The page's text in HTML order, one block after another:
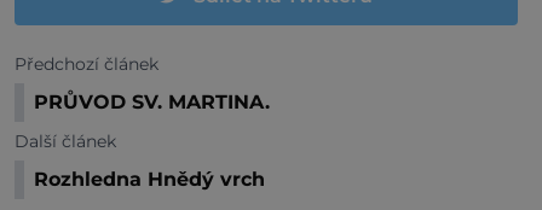
Předchozí článek
PRŮVOD SV. MARTINA.
Další článek
Rozhledna Hnědý vrch